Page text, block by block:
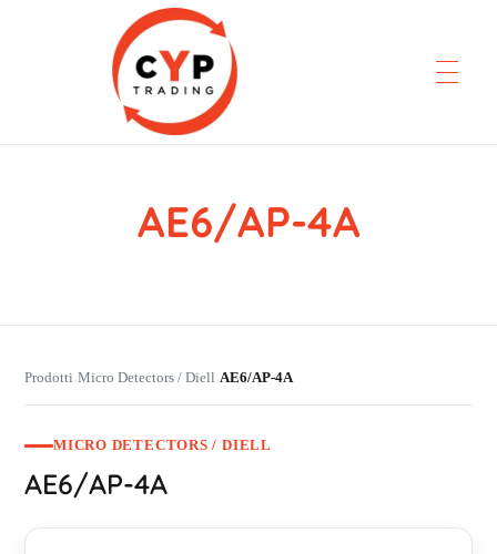
CYP Trading
AE6/AP-4A
Prodotti›Micro Detectors / Diell›AE6/AP-4A
MICRO DETECTORS / DIELL
AE6/AP-4A